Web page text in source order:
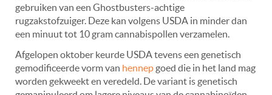
gebruiken van een Ghostbusters-achtige
rugzakstofzuiger. Deze kan volgens USDA in minder dan
een minuut tot 10 gram cannabispollen verzamelen.
Afgelopen oktober keurde USDA tevens een genetisch
gemodificeerde vorm van hennep goed die in het land mag
worden gekweekt en veredeld. De variant is genetisch